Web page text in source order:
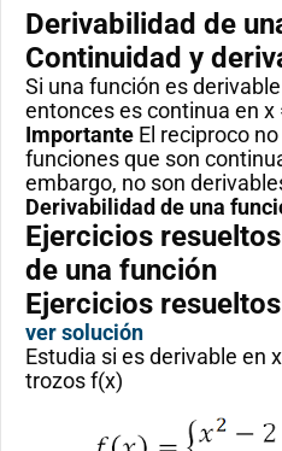
Derivabilidad de
Continuidad y
Si una función es
entonces es continua en x
Importante El reciproco
funciones que son
embargo, no son
Derivabilidad de una
Ejercicios
de una función
Ejercicios
ver solución
Estudia si es derivable en
trozos f(x)